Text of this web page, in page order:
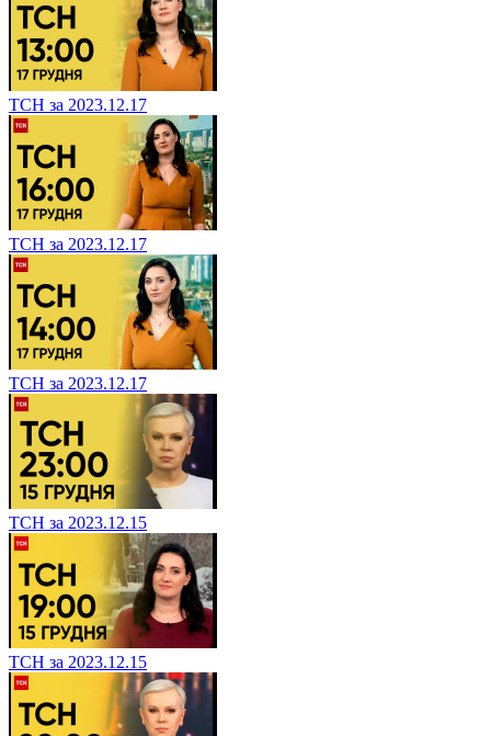
ТСН за 2023.12.17
ТСН за 2023.12.17
ТСН за 2023.12.17
ТСН за 2023.12.15
ТСН за 2023.12.15